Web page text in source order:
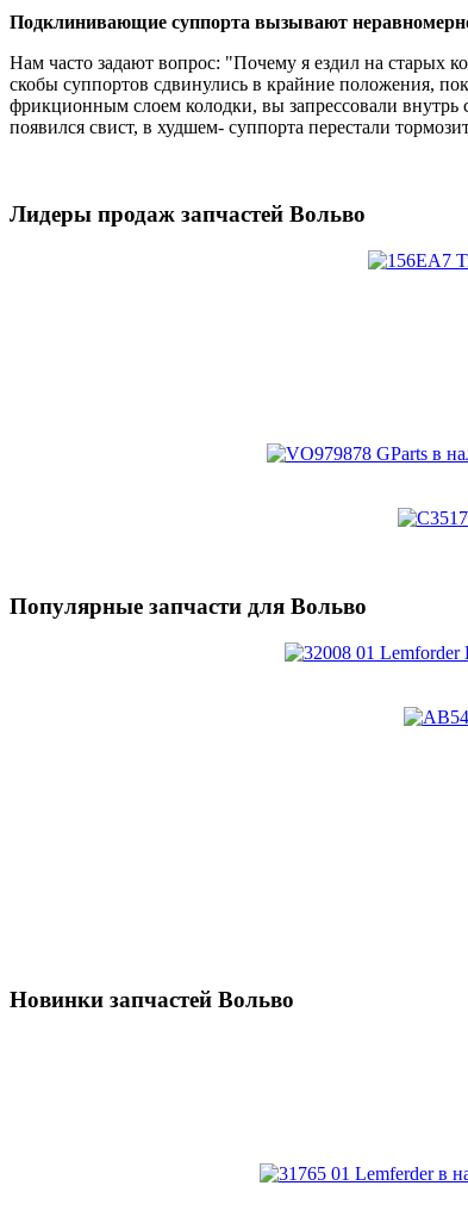
Подклинивающие суппорта вызывают
Нам часто задают вопрос: "Почему я ездил на старых
скобы суппортов сдвинулись в крайние положения,
фрикционным слоем колодки, вы запрессовали
появился свист, в худшем- суппорта перестали
Лидеры продаж запчастей Вольво
Популярные запчасти для Вольво
Новинки запчастей Вольво